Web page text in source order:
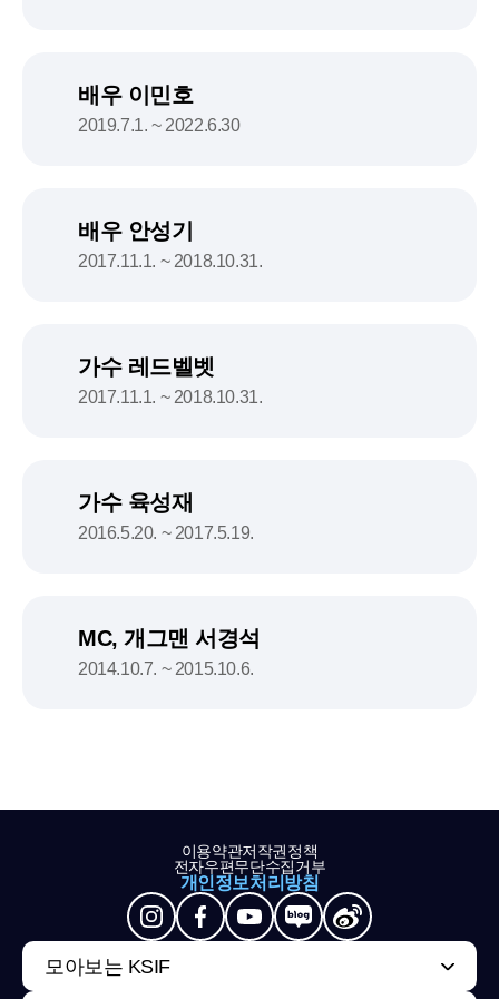
배우 이민호
2019.7.1. ~ 2022.6.30
배우 안성기
2017.11.1. ~ 2018.10.31.
가수 레드벨벳
2017.11.1. ~ 2018.10.31.
가수 육성재
2016.5.20. ~ 2017.5.19.
MC, 개그맨 서경석
2014.10.7. ~ 2015.10.6.
이용약관저작권정책
전자우편무단수집거부
개인정보처리방침
모아보는 KSIF